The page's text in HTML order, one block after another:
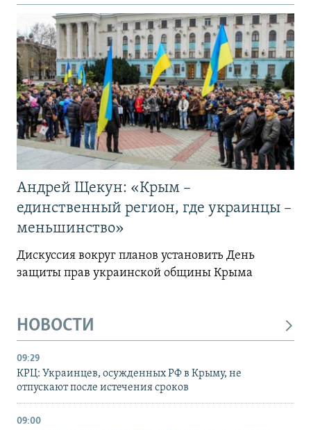
Андрей Щекун: «Крым –
единственный регион, где украинцы –
меньшинство»
Дискуссия вокруг планов установить День
защиты прав украинской общины Крыма
НОВОСТИ
09:29
КРЦ: Украинцев, осужденных РФ в Крыму, не
отпускают после истечения сроков
09:00